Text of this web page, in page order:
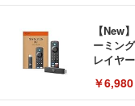
【New
ーミン
レイヤー
￥6,980